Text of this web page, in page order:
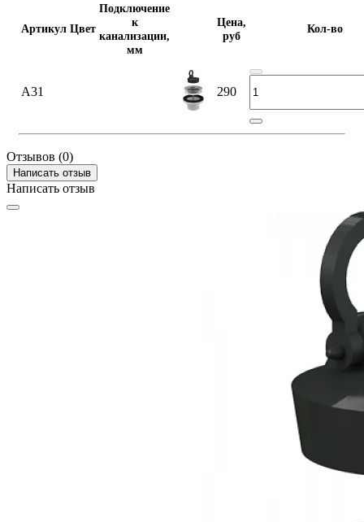
Артикул Цвет
Подключение
к
канализации,
мм
Цена,
руб
Кол-во
A31 290
Отзывов (0)
Написать отзыв
Написать отзыв